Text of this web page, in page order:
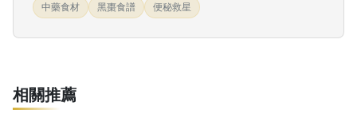
中藥食材 黑棗食譜 便秘救星
相關推薦